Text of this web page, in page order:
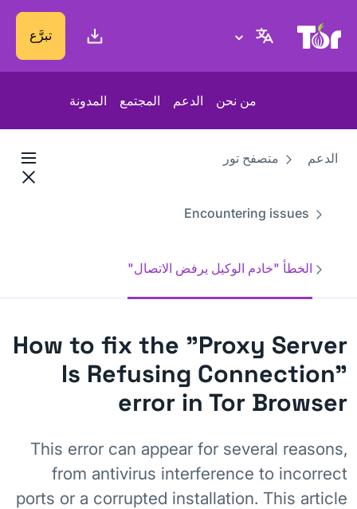
موقع Tor Project تبرَّع
من نحن الدعم المجتمع المدونة
الدعم متصفح تور
Encountering issues
الخطأ "خادم الوكيل يرفض الاتصال"
How to fix the "Proxy Server
Is Refusing Connection"
error in Tor Browser
This error can appear for several reasons,
from antivirus interference to incorrect
ports or a corrupted installation. This article